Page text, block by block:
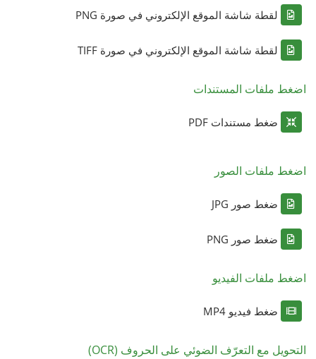
لقطة شاشة الموقع الإلكتروني في صورة PNG
لقطة شاشة الموقع الإلكتروني في صورة TIFF
اضغط ملفات المستندات
ضغط مستندات PDF
اضغط ملفات الصور
ضغط صور JPG
ضغط صور PNG
اضغط ملفات الفيديو
ضغط فيديو MP4
التحويل مع التعرّف الضوئي على الحروف (OCR)